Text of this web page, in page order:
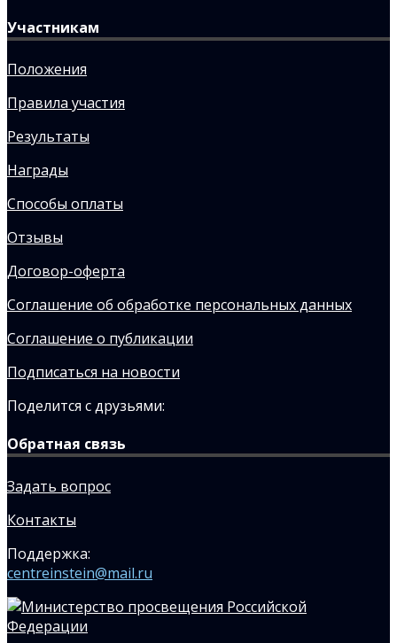
Участникам
Положения
Правила участия
Результаты
Награды
Способы оплаты
Отзывы
Договор-оферта
Соглашение об обработке персональных данных
Соглашение о публикации
Подписаться на новости
Поделится с друзьями:
Обратная связь
Задать вопрос
Контакты
Поддержка:
centreinstein@mail.ru